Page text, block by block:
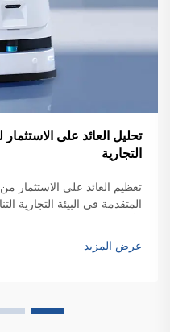
تحليل العائد على
التجارية
تعظيم العائد على الاستثمار
المتقدمة في البيئة التجارية
الحفاظ على نظافة متميزة...
عرض المزيد